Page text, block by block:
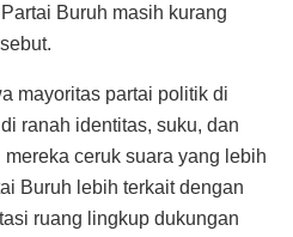
Buruh masih kurang
mayoritas partai politik di
ranah identitas, suku, dan
ceruk suara yang lebih
Buruh lebih terkait dengan
ruang lingkup dukungan